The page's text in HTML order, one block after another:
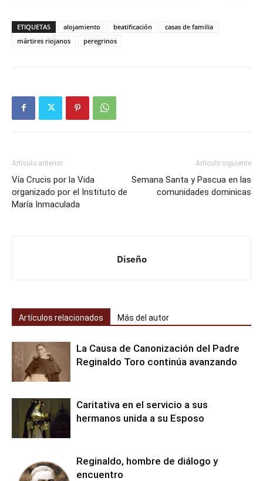
ETIQUETAS alojamiento beatificación
casas de familia
mártires riojanos
peregrinos
Artículo anterior
Vía Crucis por la Vida
organizado por el Instituto de
María Inmaculada
Artículo siguiente
Semana Santa y Pascua en las
comunidades dominicas
Diseño
Artículos relacionados Más del autor
La Causa de Canonización del Padre
Reginaldo Toro continúa avanzando
Caritativa en el servicio a sus
hermanos unida a su Esposo
Reginaldo, hombre de diálogo y
encuentro